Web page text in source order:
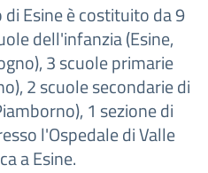
Esine è costituito da 9
dell'infanzia (Esine,
3 scuole primarie
2 scuole secondarie di
1 sezione di
l'Ospedale di Valle
a Esine.